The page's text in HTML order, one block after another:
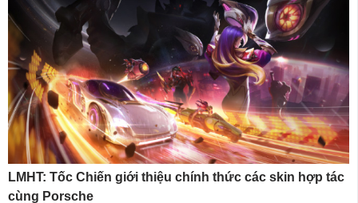
LMHT: Tốc Chiến giới thiệu chính thức các skin hợp tác
cùng Porsche